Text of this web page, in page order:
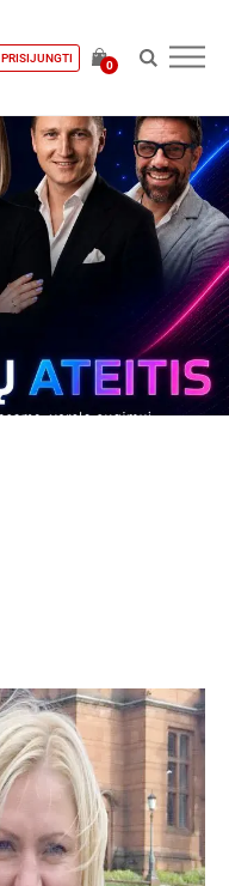
PRISIJUNGTI
0